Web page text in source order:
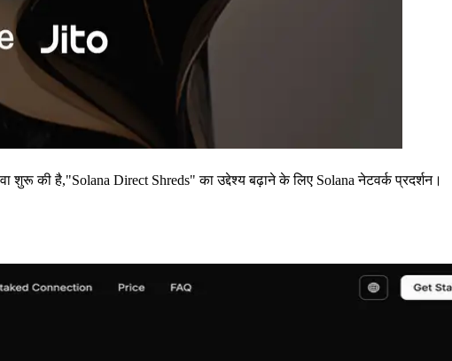
की है,"Solana Direct Shreds" का उद्देश्य बढ़ाने के लिए Solana नेटवर्क प्रदर्शन।